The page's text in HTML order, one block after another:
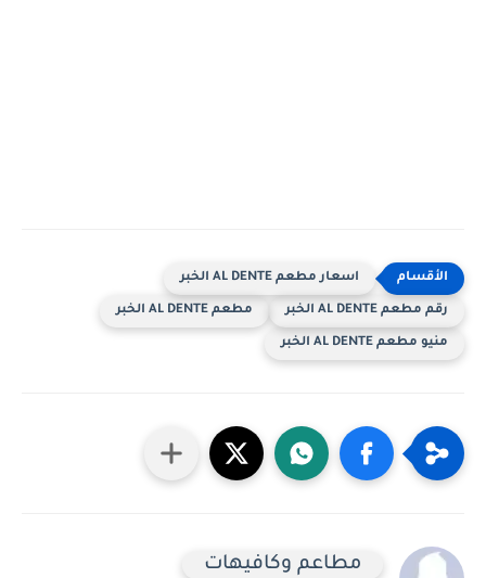
اسعار مطعم AL DENTE الخبر
رقم مطعم AL DENTE الخبر مطعم AL DENTE الخبر
منيو مطعم AL DENTE الخبر
مطاعم وكافيهات